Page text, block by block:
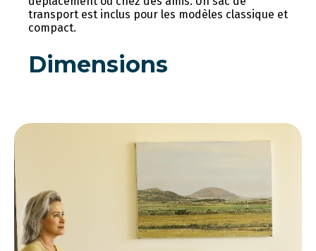
transport est inclus pour les modèles classique et
compact.
Dimensions